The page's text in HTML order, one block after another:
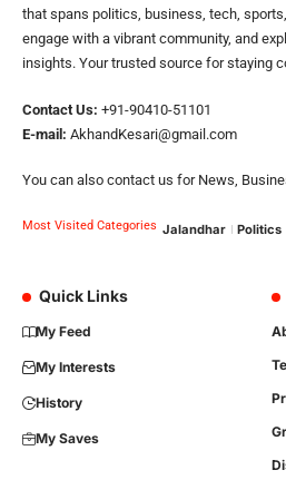
that spans politics, business, tech,
engage with a vibrant community, and
insights. Your trusted source for staying
Contact Us: +91-90410-51101
E-mail: AkhandKesari@gmail.com
You can also contact us for News,
Most Visited Categories Jalandhar Politics
Quick Links
My Feed
My Interests
History
My Saves